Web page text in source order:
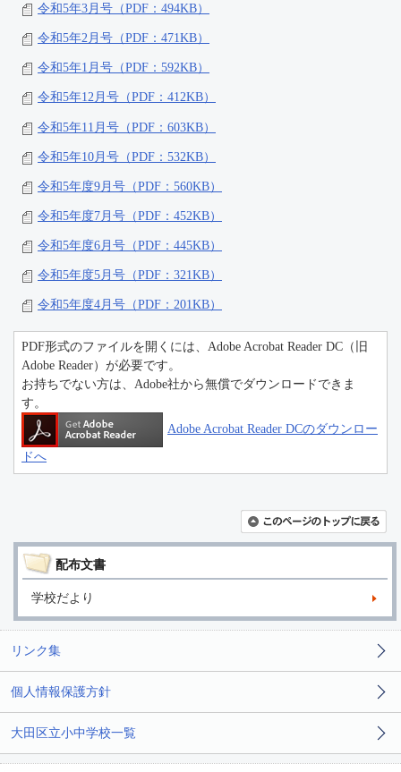
令和5年3月号（PDF：494KB）
令和5年2月号（PDF：471KB）
令和5年1月号（PDF：592KB）
令和5年12月号（PDF：412KB）
令和5年11月号（PDF：603KB）
令和5年10月号（PDF：532KB）
令和5年度9月号（PDF：560KB）
令和5年度7月号（PDF：452KB）
令和5年度6月号（PDF：445KB）
令和5年度5月号（PDF：321KB）
令和5年度4月号（PDF：201KB）
PDF形式のファイルを開くには、Adobe Acrobat Reader DC（旧
Adobe Reader）が必要です。
お持ちでない方は、Adobe社から無償でダウンロードできま
す。
Adobe Acrobat Reader DCのダウンロー
ドへ
配布文書
学校だより
リンク集
個人情報保護方針
大田区立小中学校一覧